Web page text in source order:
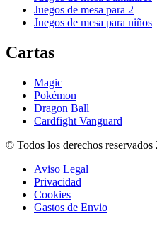
Juegos de mesa para 2
Juegos de mesa para niños
Cartas
Magic
Pokémon
Dragon Ball
Cardfight Vanguard
© Todos los derechos
Aviso Legal
Privacidad
Cookies
Gastos de Envio